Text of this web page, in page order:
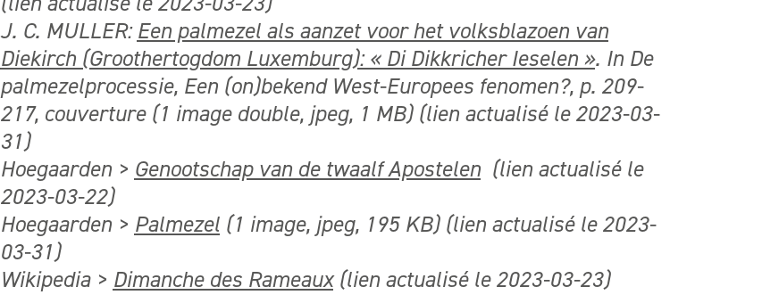
J. C. MULLER:Een palmezel als aanzet voor het volksblazoen van
Diekirch (Groothertogdom Luxemburg): « Di Dikkricher Ieselen ». In De
palmezelprocessie, Een (on)bekend West-Europees fenomen?, p. 209-
217, couverture (1 image double, jpeg, 1 MB) (lien actualisé le 2023-03-
31)
Hoegaarden > Genootschap van de twaalf Apostelen (lien actualisé le
2023-03-22)
Hoegaarden > Palmezel (1 image, jpeg, 195 KB) (lien actualisé le2023-
03-31)
Wikipedia > Dimanche des Rameaux(lien actualisé le 2023-03-23)